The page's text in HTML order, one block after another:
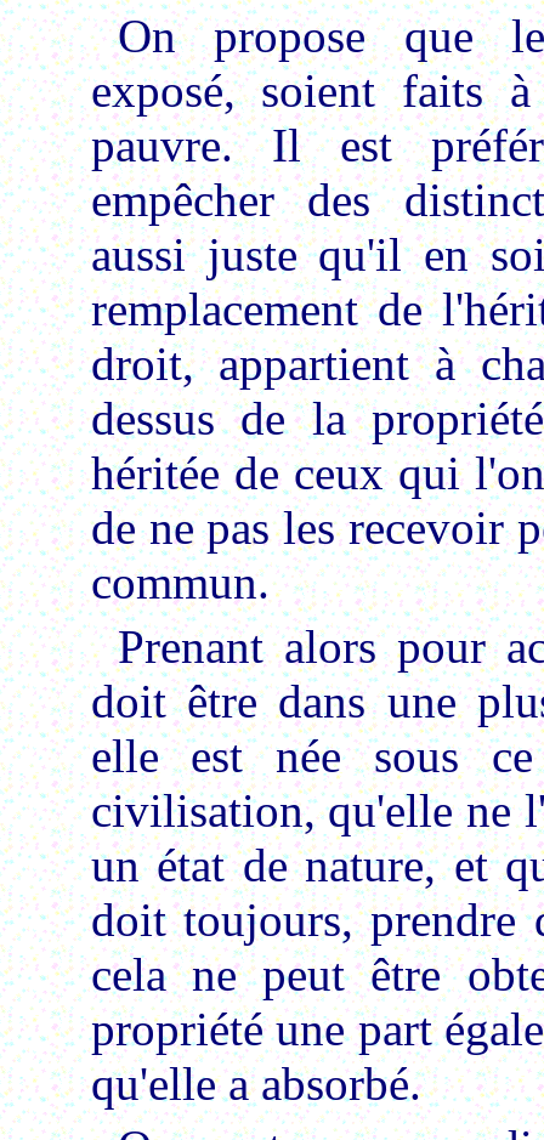
On propose que
exposé, soient faits
pauvre. Il est
empêcher des
aussi juste qu'il en
remplacement de
droit, appartient à
dessus de la
héritée de ceux qui
de ne pas les recevoir
commun.
Prenant alors pour
doit être dans une
elle est née sous
civilisation, qu'elle ne
un état de nature, et
doit toujours, prendre
cela ne peut être
propriété une part
qu'elle a absorbé.